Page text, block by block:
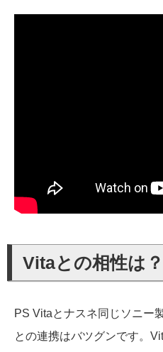
Vitaとの相性は？
PS Vitaとナスネ同じソニー
との連携はバツグンです。